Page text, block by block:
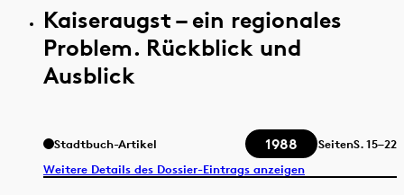
Kaiseraugst – ein regionales
Problem. Rückblick und
Ausblick
Stadtbuch-Artikel 1988 SeitenS.15–22
Weitere Details des Dossier-Eintrags anzeigen